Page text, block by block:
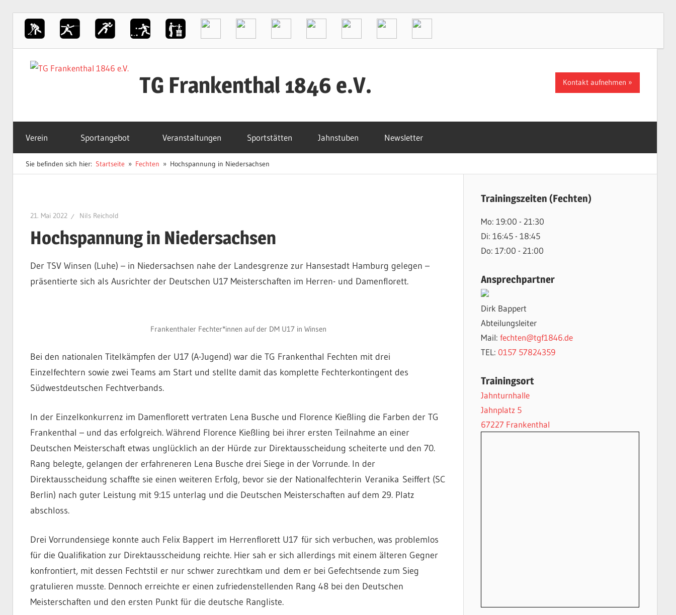
Inhalt
TG Frankenthal 1846 e.V.
Sportverein
in
Frankenthal
Kontakt aufnehmen
Verein Sportangebot Veranstaltungen Sportstätten Jahnstuben Newsletter
Sie befinden sich hier: Startseite Fechten Hochspannung in Niedersachsen
21. Mai 2022 Nils Reichold
Hochspannung in Niedersachsen
Der TSV Winsen (Luhe) – in Niedersachsen nahe der Landesgrenze zur Hansestadt Hamburg gelegen –
präsentierte sich als Ausrichter der Deutschen U17 Meisterschaften im Herren- und Damenflorett.
Frankenthaler Fechter*innen auf der DM U17 in Winsen
Bei den nationalen Titelkämpfen der U17 (A-Jugend) war die TG Frankenthal Fechten mit drei
Einzelfechtern sowie zwei Teams am Start und stellte damit das komplette Fechterkontingent des
Südwestdeutschen Fechtverbands.
In der Einzelkonkurrenz im Damenflorett vertraten Lena Busche und Florence Kießling die Farben der TG
Frankenthal – und das erfolgreich. Während Florence Kießling bei ihrer ersten Teilnahme an einer
Deutschen Meisterschaft etwas unglücklich an der Hürde zur Direktausscheidung scheiterte und den 70.
Rang belegte, gelangen der erfahreneren Lena Busche drei Siege in der Vorrunde. In der
Direktausscheidung schaffte sie einen weiteren Erfolg, bevor sie der Nationalfechterin Veranika Seiffert (SC
Berlin) nach guter Leistung mit 9:15 unterlag und die Deutschen Meisterschaften auf dem 29. Platz
abschloss.
Drei Vorrundensiege konnte auch Felix Bappert im Herrenflorett U17 für sich verbuchen, was problemlos
für die Qualifikation zur Direktausscheidung reichte. Hier sah er sich allerdings mit einem älteren Gegner
konfrontiert, mit dessen Fechtstil er nur schwer zurechtkam und dem er bei Gefechtsende zum Sieg
gratulieren musste. Dennoch erreichte er einen zufriedenstellenden Rang 48 bei den Deutschen
Meisterschaften und den ersten Punkt für die deutsche Rangliste.
Trainingszeiten (Fechten)
Mo: 19:00 - 21:30
Di: 16:45 - 18:45
Do: 17:00 - 21:00
Ansprechpartner
Dirk Bappert
Abteilungsleiter
Mail: fechten@tgf1846.de
TEL: 0157 57824359
Trainingsort
Jahnturnhalle
Jahnplatz 5
67227 Frankenthal